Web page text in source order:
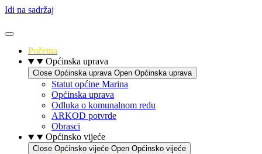
Idi na sadržaj
Početna
Općinska uprava
Close Općinska uprava Open Općinska uprava
Statut općine Marina
Općinska uprava
Odluka o komunalnom redu
ARKOD potvrde
Obrasci
Općinsko vijeće
Close Općinsko vijeće Open Općinsko vijeće